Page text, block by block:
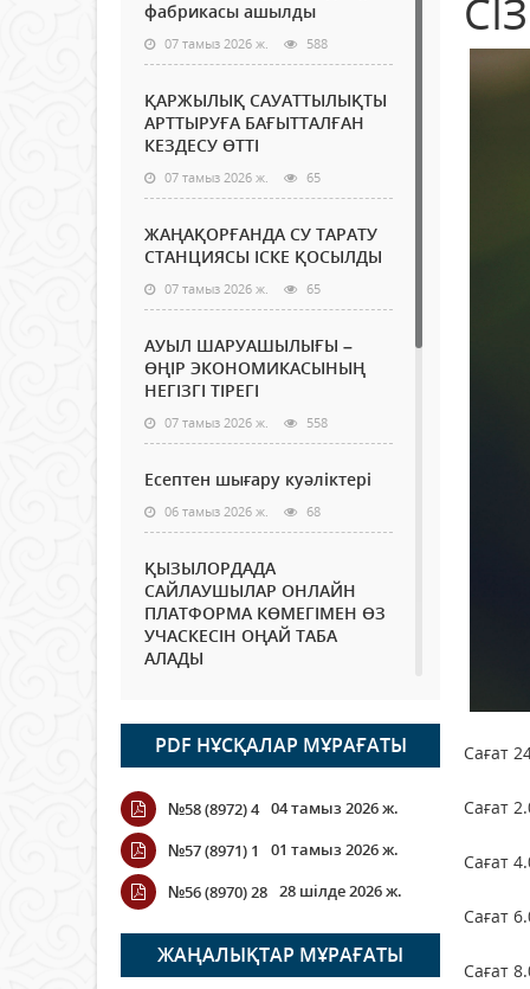
фабрикасы ашылды
07 тамыз 2026 ж. 588
ҚАРЖЫЛЫҚ САУАТТЫЛЫҚТЫ
АРТТЫРУҒА БАҒЫТТАЛҒАН
КЕЗДЕСУ ӨТТІ
07 тамыз 2026 ж. 65
ЖАҢАҚОРҒАНДА СУ ТАРАТУ
СТАНЦИЯСЫ ІСКЕ ҚОСЫЛДЫ
07 тамыз 2026 ж. 65
АУЫЛ ШАРУАШЫЛЫҒЫ –
ӨҢІР ЭКОНОМИКАСЫНЫҢ
НЕГІЗГІ ТІРЕГІ
07 тамыз 2026 ж. 558
Есептен шығару куәліктері
06 тамыз 2026 ж. 68
ҚЫЗЫЛОРДАДА
САЙЛАУШЫЛАР ОНЛАЙН
ПЛАТФОРМА КӨМЕГІМЕН ӨЗ
УЧАСКЕСІН ОҢАЙ ТАБА
АЛАДЫ
Open Air: Қызылорда
облысы полиция
департаменті 20 мыңнан
астам көрерменнің
қауіпсіздігін қамтамасыз етті
ҚАЛАЙ ӨТЕДІ?
06 тамыз 2026 ж. 257
PDF НҰСҚАЛАР МҰРАҒАТЫ
№58 (8972) 4 04 тамыз 2026 ж.
№57 (8971) 1
01 тамыз 2026 ж.
№56 (8970) 28 28 шілде 2026 ж.
ЖАҢАЛЫҚТАР МҰРАҒАТЫ
Сағат
Сағат
Сағат
Сағат
Сағат